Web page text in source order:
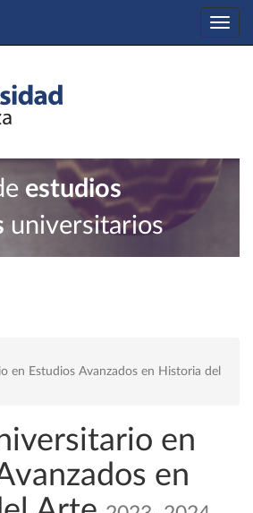
estudios
universitarios
en Estudios Avanzados en Historia del
en
en